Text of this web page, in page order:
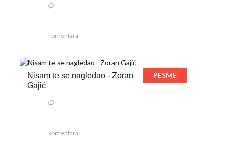
komentara
Nisam te se nagledao - Zoran
Gajić
PESME
komentara